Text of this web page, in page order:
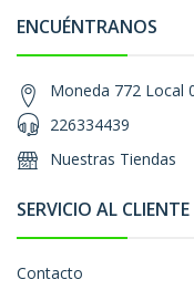
ENCUÉNTRANOS
Moneda 772 Local
226334439
Nuestras Tiendas
SERVICIO AL CLIENTE
Contacto